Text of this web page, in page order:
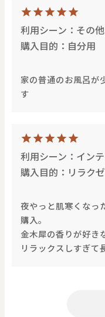
利用シーン：その他
購入目的：自分用
家の普通のお風呂が
す
利用シーン：イン
購入目的：リラク
夜やっと肌寒くなっ
購入。
金木犀の香りが好き
リラックスしすぎて